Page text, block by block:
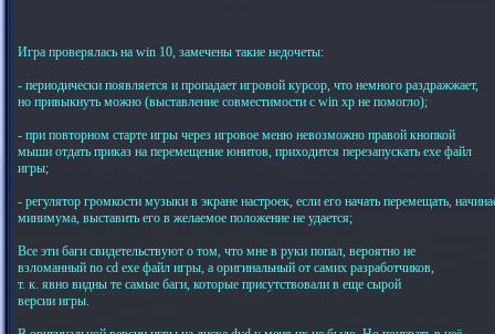
Игра проверялась на win 10, замечены такие недочеты:
- периодически появляется и пропадает игровой курсор, что немного раздражжает,
но привыкнуть можно (выставление совместимости с win xp не помогло);
- при повторном старте игры через игровое меню невозможно правой кнопкой
мыши отдать приказ на перемещение юнитов, приходится перезапускать exe файл
игры;
- регулятор громкости музыки в экране настроек, если его начать перемещать,
минимума, выставить его в желаемое положение не удается;
Все эти баги свидетельствуют о том, что мне в руки попал, вероятно не
взломанный no cd exe файл игры, а оригинальный от самих разработчиков,
т. к. явно видны те самые баги, которые присутствовали в еще сырой
версии игры.